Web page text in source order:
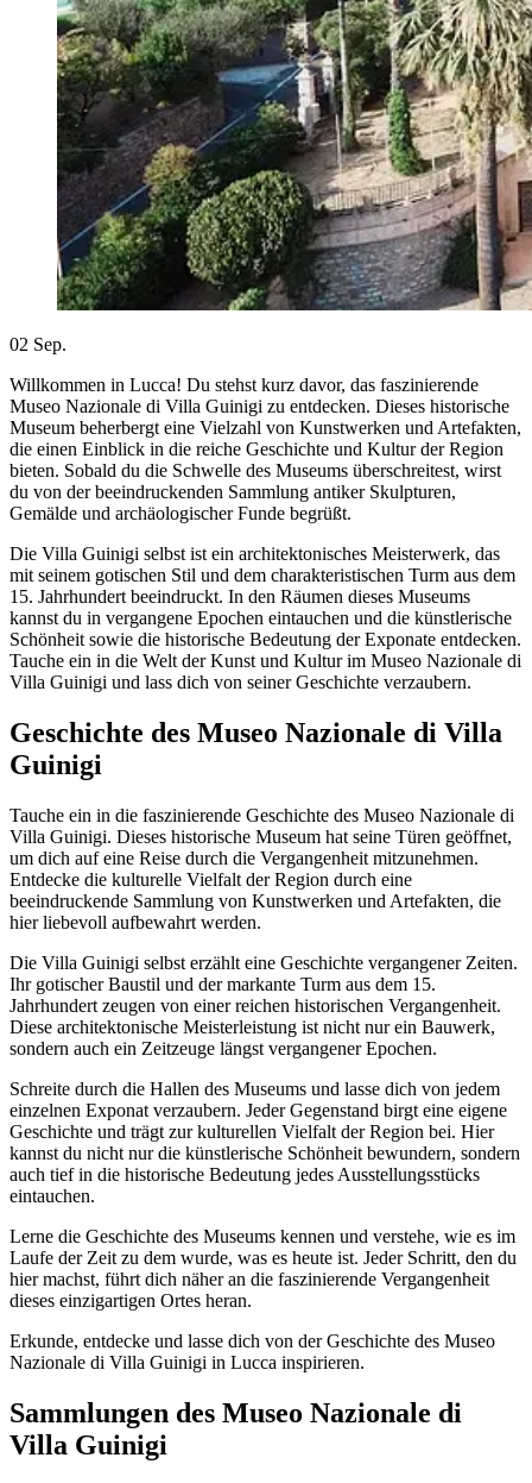
02 Sep.
Willkommen in Lucca! Du stehst kurz davor, das faszinierende
Museo Nazionale di Villa Guinigi zu entdecken. Dieses historische
Museum beherbergt eine Vielzahl von Kunstwerken und Artefakten,
die einen Einblick in die reiche Geschichte und Kultur der Region
bieten. Sobald du die Schwelle des Museums überschreitest, wirst
du von der beeindruckenden Sammlung antiker Skulpturen,
Gemälde und archäologischer Funde begrüßt.
Die Villa Guinigi selbst ist ein architektonisches Meisterwerk, das
mit seinem gotischen Stil und dem charakteristischen Turm aus dem
15. Jahrhundert beeindruckt. In den Räumen dieses Museums
kannst du in vergangene Epochen eintauchen und die künstlerische
Schönheit sowie die historische Bedeutung der Exponate entdecken.
Tauche ein in die Welt der Kunst und Kultur im Museo Nazionale di
Villa Guinigi und lass dich von seiner Geschichte verzaubern.
Geschichte des Museo Nazionale di Villa
Guinigi
Tauche ein in die faszinierende Geschichte des Museo Nazionale di
Villa Guinigi. Dieses historische Museum hat seine Türen geöffnet,
um dich auf eine Reise durch die Vergangenheit mitzunehmen.
Entdecke die kulturelle Vielfalt der Region durch eine
beeindruckende Sammlung von Kunstwerken und Artefakten, die
hier liebevoll aufbewahrt werden.
Die Villa Guinigi selbst erzählt eine Geschichte vergangener Zeiten.
Ihr gotischer Baustil und der markante Turm aus dem 15.
Jahrhundert zeugen von einer reichen historischen Vergangenheit.
Diese architektonische Meisterleistung ist nicht nur ein Bauwerk,
sondern auch ein Zeitzeuge längst vergangener Epochen.
Schreite durch die Hallen des Museums und lasse dich von jedem
einzelnen Exponat verzaubern. Jeder Gegenstand birgt eine eigene
Geschichte und trägt zur kulturellen Vielfalt der Region bei. Hier
kannst du nicht nur die künstlerische Schönheit bewundern, sondern
auch tief in die historische Bedeutung jedes Ausstellungsstücks
eintauchen.
Lerne die Geschichte des Museums kennen und verstehe, wie es im
Laufe der Zeit zu dem wurde, was es heute ist. Jeder Schritt, den du
hier machst, führt dich näher an die faszinierende Vergangenheit
dieses einzigartigen Ortes heran.
Erkunde, entdecke und lasse dich von der Geschichte des Museo
Nazionale di Villa Guinigi in Lucca inspirieren.
Sammlungen des Museo Nazionale di
Villa Guinigi